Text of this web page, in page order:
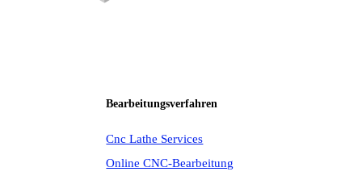
Bearbeitungsverfahren
Cnc Lathe Services
Online CNC-Bearbeitung